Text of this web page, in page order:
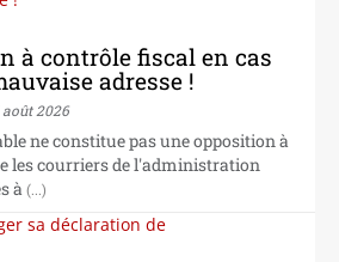
à contrôle fiscal en cas
adresse !
2026
ne constitue pas une opposition à
les courriers de l'administration
à (...)